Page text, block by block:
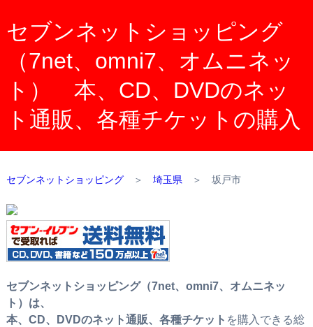
セブンネットショッピング
（7net、omni7、オムニネッ
ト） 本、CD、DVDのネッ
ト通販、各種チケットの購入
セブンネットショッピング＞ 埼玉県 ＞ 坂戸市
セブンネットショッピング（7net、omni7、オムニネッ
ト）は、
本、CD、DVDのネット通販、各種チケット を購入できる総